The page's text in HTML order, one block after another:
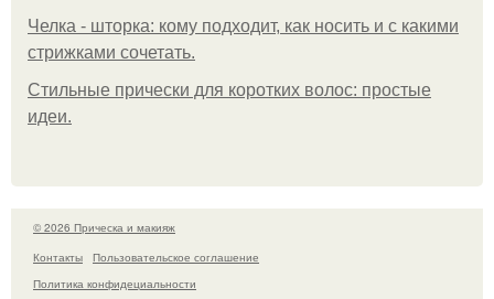
Челка - шторка: кому подходит, как носить и с какими
стрижками сочетать.
Стильные прически для коротких волос: простые
идеи.
© 2026 Прическа и макияж
Контакты
Пользовательское соглашение
Политика конфидециальности